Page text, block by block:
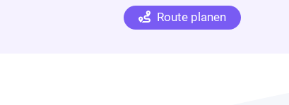
Route planen